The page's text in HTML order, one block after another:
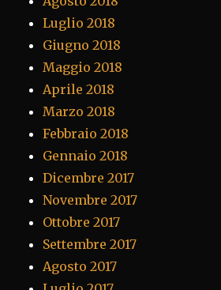
Luglio 2018
Giugno 2018
Maggio 2018
Aprile 2018
Marzo 2018
Febbraio 2018
Gennaio 2018
Dicembre 2017
Novembre 2017
Ottobre 2017
Settembre 2017
Agosto 2017